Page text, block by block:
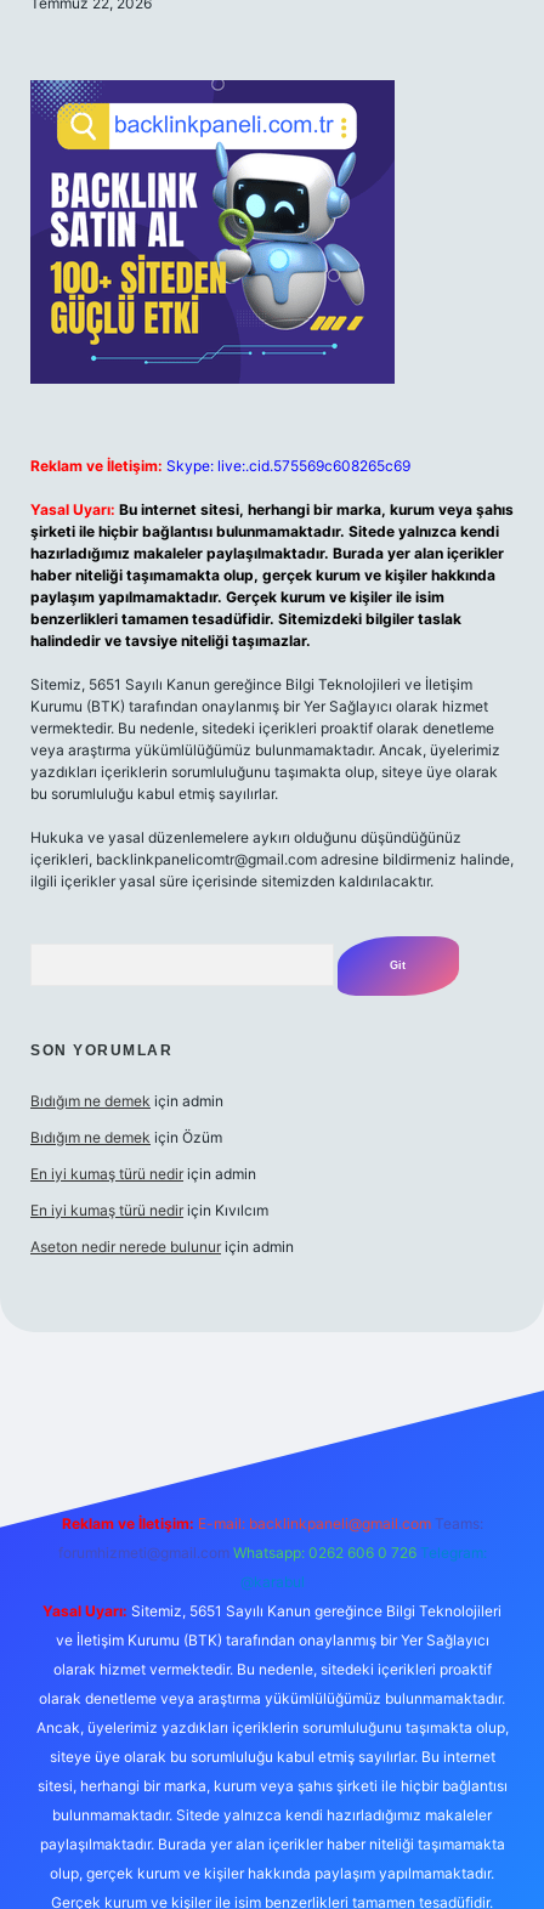
Reklam ve İletişim: Skype: live:.cid.575569c608265c69
Yasal Uyarı: Bu internet sitesi, herhangi bir marka, kurum veya şahıs
şirketi ile hiçbir bağlantısı bulunmamaktadır. Sitede yalnızca kendi
hazırladığımız makaleler paylaşılmaktadır. Burada yer alan içerikler
haber niteliği taşımamakta olup, gerçek kurum ve kişiler hakkında
paylaşım yapılmamaktadır. Gerçek kurum ve kişiler ile isim
benzerlikleri tamamen tesadüfidir. Sitemizdeki bilgiler taslak
halindedir ve tavsiye niteliği taşımazlar.
Sitemiz, 5651 Sayılı Kanun gereğince Bilgi Teknolojileri ve İletişim
Kurumu (BTK) tarafından onaylanmış bir Yer Sağlayıcı olarak hizmet
vermektedir. Bu nedenle, sitedeki içerikleri proaktif olarak denetleme
veya araştırma yükümlülüğümüz bulunmamaktadır. Ancak, üyelerimiz
yazdıkları içeriklerin sorumluluğunu taşımakta olup, siteye üye olarak
bu sorumluluğu kabul etmiş sayılırlar.
Hukuka ve yasal düzenlemelere aykırı olduğunu düşündüğünüz
içerikleri, backlinkpanelicomtr@gmail.com adresine bildirmeniz halinde,
ilgili içerikler yasal süre içerisinde sitemizden kaldırılacaktır.
SON YORUMLAR
Bıdığım ne demek için admin
Bıdığım ne demek için Özüm
En iyi kumaş türü nedir için admin
En iyi kumaş türü nedir için Kıvılcım
Aseton nedir nerede bulunur için admin
Reklam ve İletişim: E-mail: backlinkpaneli@gmail.com Teams:
forumhizmeti@gmail.com Whatsapp: 0262 606 0 726 Telegram:
@karabul
Yasal Uyarı: Sitemiz, 5651 Sayılı Kanun gereğince Bilgi Teknolojileri
ve İletişim Kurumu (BTK) tarafından onaylanmış bir Yer Sağlayıcı
olarak hizmet vermektedir. Bu nedenle, sitedeki içerikleri proaktif
olarak denetleme veya araştırma yükümlülüğümüz bulunmamaktadır.
Ancak, üyelerimiz yazdıkları içeriklerin sorumluluğunu taşımakta olup,
siteye üye olarak bu sorumluluğu kabul etmiş sayılırlar. Bu internet
sitesi, herhangi bir marka, kurum veya şahıs şirketi ile hiçbir bağlantısı
bulunmamaktadır. Sitede yalnızca kendi hazırladığımız makaleler
paylaşılmaktadır. Burada yer alan içerikler haber niteliği taşımamakta
olup, gerçek kurum ve kişiler hakkında paylaşım yapılmamaktadır.
Gerçek kurum ve kişiler ile isim benzerlikleri tamamen tesadüfidir.